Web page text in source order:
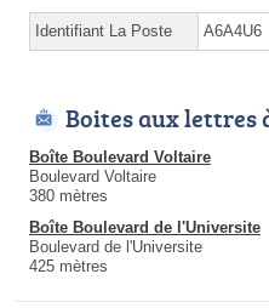
Identifiant La Poste A6A4U6
Boites aux lettres
Boîte Boulevard Voltaire
Boulevard Voltaire
380 mètres
Boîte Boulevard de l'Universite
Boulevard de l'Universite
425 mètres